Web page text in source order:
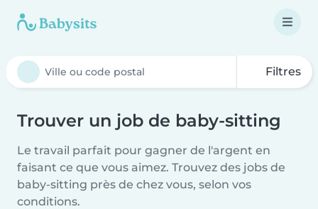
Filtres
Trouver un job de baby-sitting
Le travail parfait pour gagner de l'argent en
faisant ce que vous aimez. Trouvez des jobs de
baby-sitting près de chez vous, selon vos
conditions.